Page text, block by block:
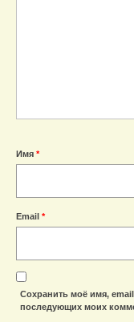
Имя *
Email *
Сохранить моё имя,
последующих моих